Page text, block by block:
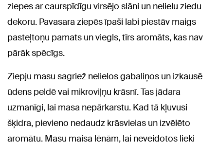
ziepes ar caurspīdīgu virsējo slāni un nelielu ziedu
dekoru. Pavasara ziepēs īpaši labi piestāv maigs
pasteļtoņu pamats un viegls, tīrs aromāts, kas nav
pārāk spēcīgs.
Ziepju masu sagriež nelielos gabaliņos un izkausē
ūdens peldē vai mikroviļņu krāsnī. Tas jādara
uzmanīgi, lai masa nepārkarstu. Kad tā kļuvusi
šķidra, pievieno nedaudz krāsvielas un izvēlēto
aromātu. Masu maisa lēnām, lai neveidotos lieki